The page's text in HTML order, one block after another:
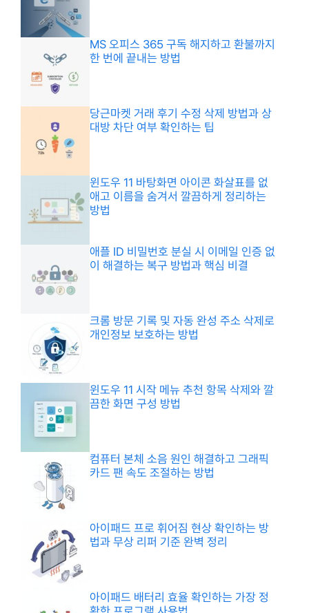
MS 오피스 365 구독 해지하고 환불까지
한 번에 끝내는 방법
당근마켓 거래 후기 수정 삭제 방법과 상
대방 차단 여부 확인하는 팁
윈도우 11 바탕화면 아이콘 화살표를 없
애고 이름을 숨겨서 깔끔하게 정리하는
방법
애플 ID 비밀번호 분실 시 이메일 인증 없
이 해결하는 복구 방법과 핵심 비결
크롬 방문 기록 및 자동 완성 주소 삭제로
개인정보 보호하는 방법
윈도우 11 시작 메뉴 추천 항목 삭제와 깔
끔한 화면 구성 방법
컴퓨터 본체 소음 원인 해결하고 그래픽
카드 팬 속도 조절하는 방법
아이패드 프로 휘어짐 현상 확인하는 방
법과 무상 리퍼 기준 완벽 정리
아이패드 배터리 효율 확인하는 가장 정